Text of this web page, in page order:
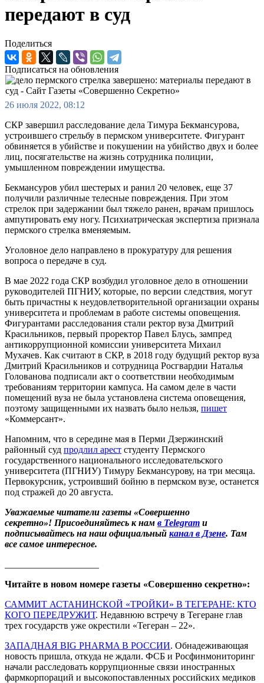
передают в суд
Поделиться
Подписаться на обновления
26 июля 2022, 08:12
СКР завершил расследование дела Тимура Бекмансурова,
устроившего стрельбу в пермском университете. Фигурант
обвиняется в убийстве и покушении на убийство двух и более
лиц, посягательстве на жизнь сотрудника полиции,
умышленном повреждении имущества.
Бекмансуров убил шестерых и ранил 20 человек, еще 37
получили различные телесные повреждения. При этом
стрелок при задержании был тяжело ранен, врачам пришлось
ампутировать ему ногу. Психиатрическая экспертиза признала
пермского стрелка вменяемым.
Уголовное дело направлено в прокуратуру для решения
вопроса о передаче в суд.
В мае 2022 года СКР возбудил уголовное дело в отношении
руководителей ПГНИУ, которые, по версии следствия, могут
быть причастны к неудовлетворительной организации охраны
университета и проблемам в работе системы оповещения.
Фигурантами расследования стали ректор вуза Дмитрий
Красильников, первый проректор Павел Блусь, зампред
антикоррупционной комиссии университета Михаил
Мухачев. Как считают в СКР, в 2018 году будущий ректор вуза
Дмитрий Красильников и сотрудница Росгвардии Наталья
Голованова подписали акт о соответствии необходимым
требованиям территории кампуса. На самом деле в части
помещений вуза не была установлена система оповещения,
поэтому защищенными их назвать было нельзя, пишет
«Коммерсант».
Напомним, что в середине мая в Перми Дзержинский
районный суд продлил арест студенту Пермского
государственного национального исследовательского
университета (ПГНИУ) Тимуру Бекмансурову, на три месяца.
Первокурсник, устроивший бойню в пермском вузе, останется
под стражей до 20 августа.
Уважаемые читатели газеты «Совершенно
секретно»! Присоединяйтесь к нам в Telegram и
подписывайтесь на наш официальный канал в Дзене. Там
все самое интересное.
Читайте в новом номере газеты «Совершенно секретно»:
САММИТ АСТАНИНСКОЙ «ТРОЙКИ» В ТЕГЕРАНЕ: КТО
КОГО ПЕРЕДРУЖИТ. Недавнюю встречу в Тегеране глав
трех государств уже окрестили «Тегеран – 22».
ЗАПАДНАЯ BIG PHARMA В РОССИИ. Обнадеживающая
новость пришла, откуда не ждали. ФСБ и Росфинмониторинг
начали расследовать коррупционные связи иностранных
фармкорпораций и высокопоставленных российских медиков